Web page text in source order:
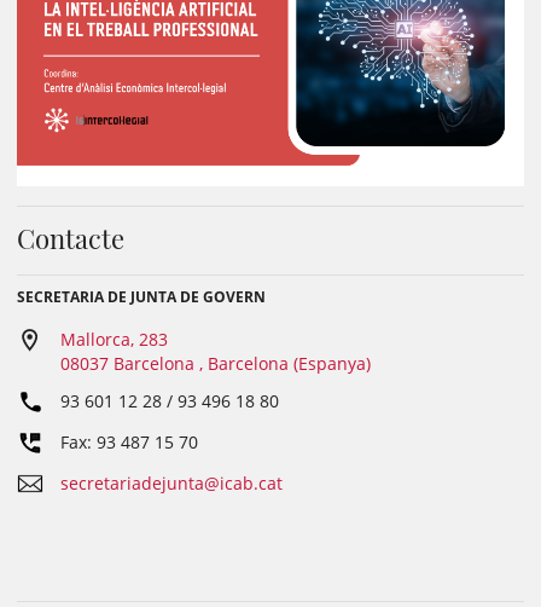
Contacte
SECRETARIA DE JUNTA DE GOVERN
Mallorca, 283
08037 Barcelona , Barcelona (Espanya)
93 601 12 28 / 93 496 18 80
Fax: 93 487 15 70
secretariadejunta@icab.cat